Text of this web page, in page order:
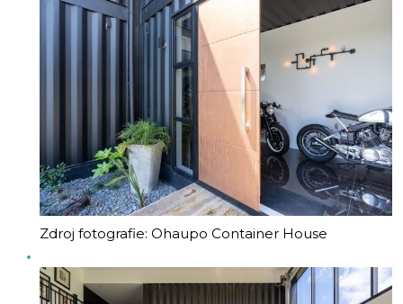
Zdroj fotografie: Ohaupo Container House